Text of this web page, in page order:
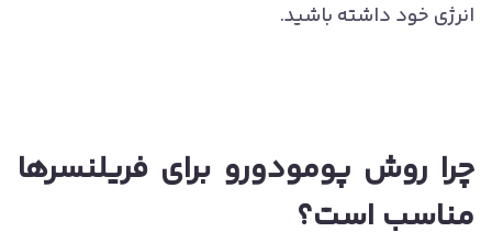
انرژی خود داشته باشید.
چرا روش پومودورو برای فریلنسرها
مناسب است؟